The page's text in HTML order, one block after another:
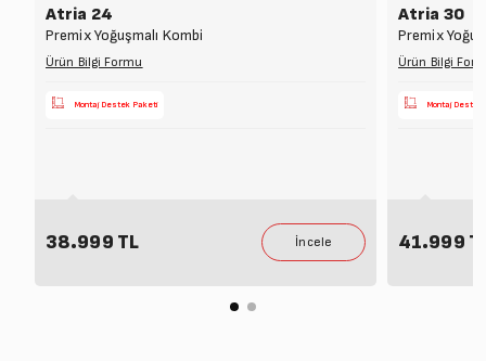
Atria 24
Premix Yoğuşmalı Kombi
Ürün Bilgi Formu
Montaj Destek Paketi
38.999 TL
Atria 30
Premix
Ürün Bilgi
Montaj Destek
41.999